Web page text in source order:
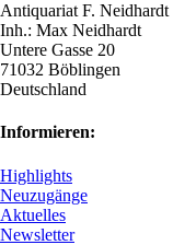
Antiquariat F. Neidhardt
Inh.: Max Neidhardt
Untere Gasse 20
71032 Böblingen
Deutschland
Informieren:
Highlights
Neuzugänge
Aktuelles
Newsletter